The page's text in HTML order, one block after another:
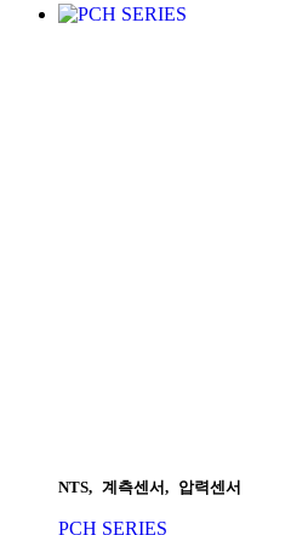
NTS, 계측센서, 압력센서
PCH SERIES